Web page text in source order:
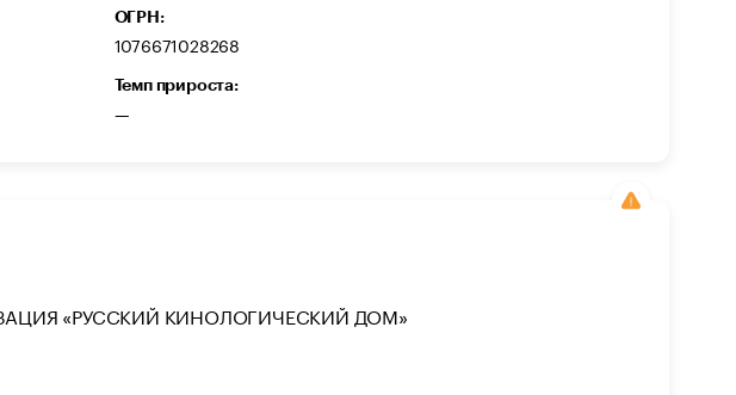
ОГРН:
1076671028268
Темп прироста:
—
«РУССКИЙ КИНОЛОГИЧЕСКИЙ ДОМ»